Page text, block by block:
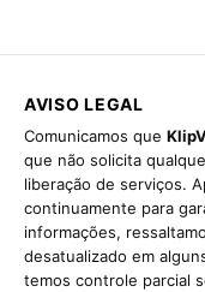
AVISO LEGAL
Comunicamos que
que não solicita
liberação de serviços.
continuamente para
informações,
desatualizado em
temos controle parcial